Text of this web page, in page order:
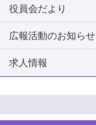
役員会だより
広報活動のお知らせ
求人情報